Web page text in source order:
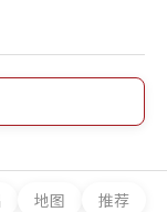
地图 推荐